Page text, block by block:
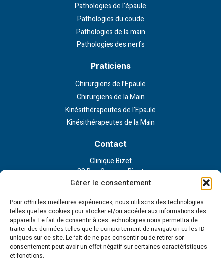
Gérer le consentement
Pour offrir les meilleures expériences, nous utilisons des technologies
telles que les cookies pour stocker et/ou accéder aux informations des
appareils. Le fait de consentir à ces technologies nous permettra de
traiter des données telles que le comportement de navigation ou les ID
uniques sur ce site. Le fait de ne pas consentir ou de retirer son
consentement peut avoir un effet négatif sur certaines caractéristiques
et fonctions.
Pathologies de l’épaule
Pathologies du coude
Pathologies de la main
Pathologies des nerfs
Praticiens
Chirurgiens de l’Epaule
Chirurgiens de la Main
Kinésithérapeutes de l’Epaule
Kinésithérapeutes de la Main
Contact
Clinique Bizet
23 Rue Georges Bizet
75116 Paris
Liens externe
Politique de confidentialité
Politique en matière de cookies